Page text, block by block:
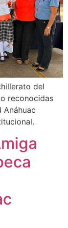
del
reconocidas
Anáhuac